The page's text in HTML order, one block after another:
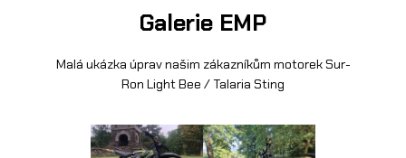
Galerie EMP
Malá ukázka úprav našim zákazníkům motorek Sur-
Ron Light Bee / Talaria Sting